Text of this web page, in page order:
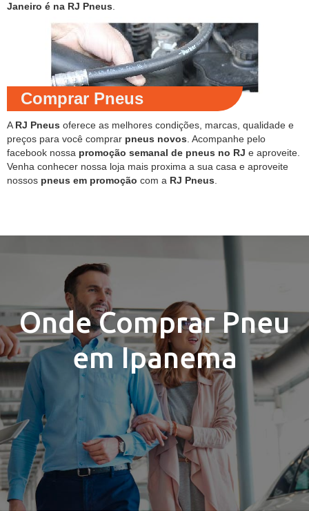
Janeiro é na RJ Pneus
Comprar Pneus
A RJ Pneus oferece as melhores condições, marcas, qualidade e
preços para você comprar pneus novos . Acompanhe pelo
facebook nossa promoção semanal de pneus no RJ e aproveite.
Venha conhecer nossa loja mais proxima a sua casa e aproveite
nossos pneus em promoção com a RJ Pneus
Onde Comprar Pneu
em Ipanema